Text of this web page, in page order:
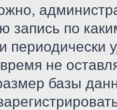
запись по
периодически
не
базы